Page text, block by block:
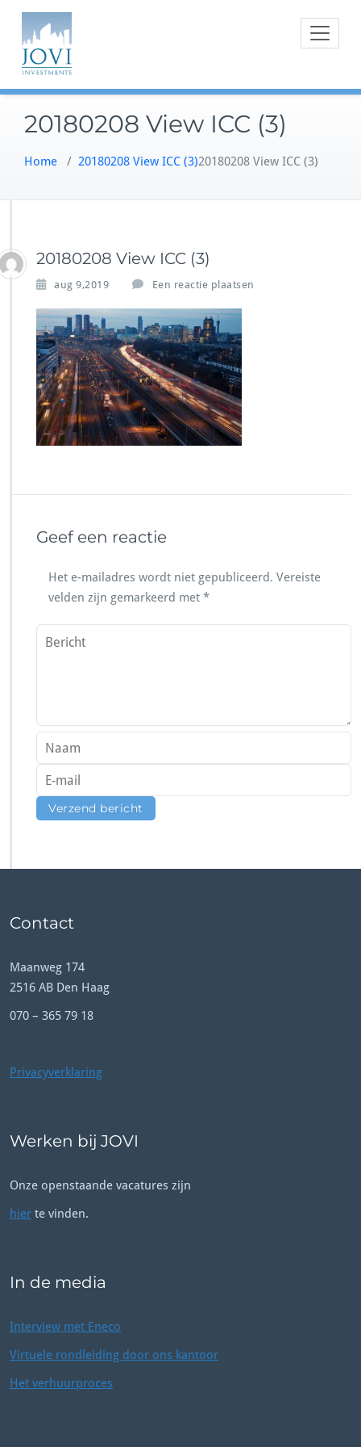
Doorgaan
inhoud
20180208 View ICC (3)
Home / 20180208 View ICC (3)20180208 View ICC (3)
20180208 View ICC (3)
aug 9,2019 Een reactie plaatsen
Geef een reactie
Het e-mailadres wordt niet gepubliceerd. Vereiste
velden zijn gemarkeerd met *
Contact
Maanweg 174
2516 AB Den Haag
070 – 365 79 18
Privacyverklaring
Werken bij JOVI
Onze openstaande vacatures zijn
hier te vinden.
In de media
Interview met Eneco
Virtuele rondleiding door ons kantoor
Het verhuurproces